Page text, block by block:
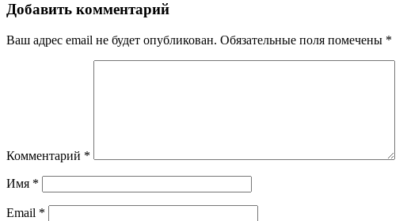
Добавить комментарий
Ваш адрес email не будет опубликован. Обязательные поля помечены *
Комментарий *
Имя *
Email *